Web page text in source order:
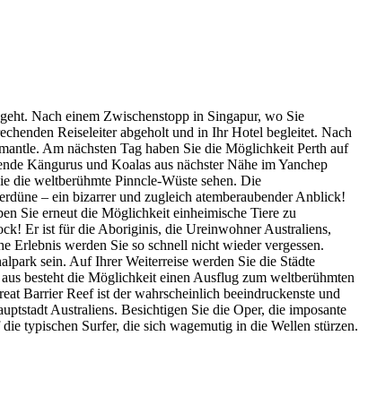
Nach einem Zwischenstopp in Singapur, wo Sie
Reiseleiter abgeholt und in Ihr Hotel begleitet. Nach
Am nächsten Tag haben Sie die Möglichkeit Perth auf
Kängurus und Koalas aus nächster Nähe im Yanchep
die weltberühmte Pinncle-Wüste sehen. Die
– ein bizarrer und zugleich atemberaubender Anblick!
Sie erneut die Möglichkeit einheimische Tiere zu
Er ist für die Aboriginis, die Ureinwohner Australiens,
Erlebnis werden Sie so schnell nicht wieder vergessen.
sein. Auf Ihrer Weiterreise werden Sie die Städte
besteht die Möglichkeit einen Ausflug zum weltberühmten
Barrier Reef ist der wahrscheinlich beeindruckenste und
Australiens. Besichtigen Sie die Oper, die imposante
typischen Surfer, die sich wagemutig in die Wellen stürzen.